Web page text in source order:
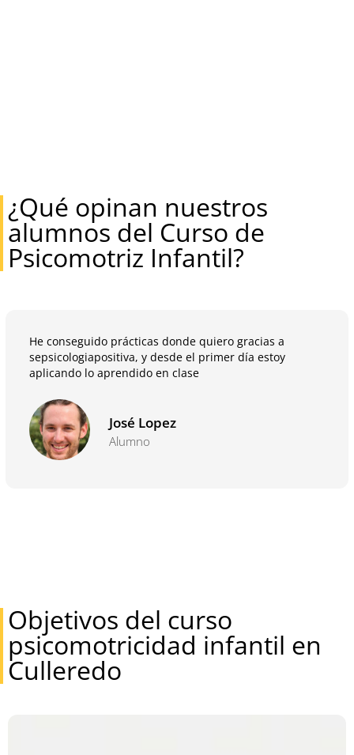
¿Qué opinan nuestros
alumnos del Curso de
Psicomotriz Infantil?
He conseguido prácticas donde quiero gracias a
sepsicologiapositiva, y desde el primer día estoy
aplicando lo aprendido en clase
José Lopez
Alumno
Objetivos del curso
psicomotricidad infantil en
Culleredo